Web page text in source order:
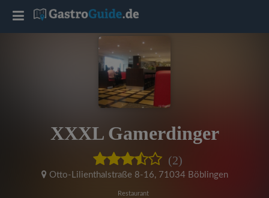
XXXL Gamerdinger
(2)
Otto-Lilienthalstraße 8-16, 71034 Böblingen
Restaurant
T